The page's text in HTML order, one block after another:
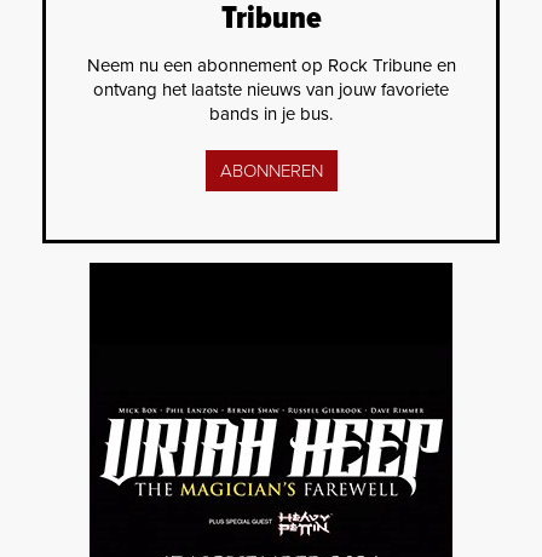
Tribune
Neem nu een abonnement op Rock Tribune en
ontvang het laatste nieuws van jouw favoriete
bands in je bus.
ABONNEREN